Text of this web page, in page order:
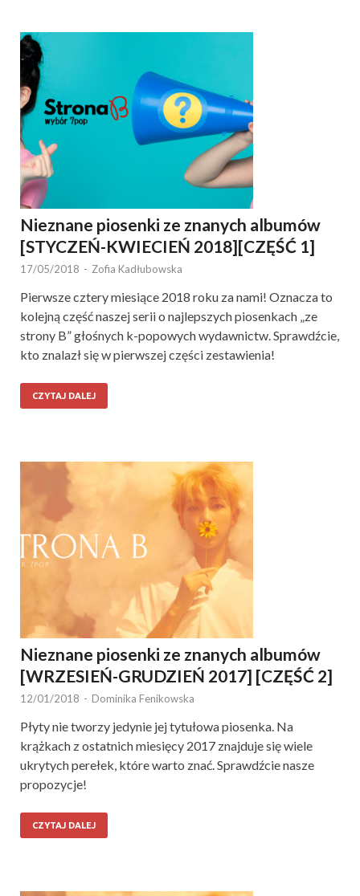
Nieznane piosenki ze znanych albumów
[STYCZEŃ-KWIECIEŃ 2018][CZĘŚĆ 1]
17/05/2018 - Zofia Kadłubowska
Pierwsze cztery miesiące 2018 roku za nami! Oznacza to
kolejną część naszej serii o najlepszych piosenkach „ze
strony B” głośnych k-popowych wydawnictw. Sprawdźcie,
kto znalazł się w pierwszej części zestawienia!
CZYTAJ DALEJ
Nieznane piosenki ze znanych albumów
[WRZESIEŃ-GRUDZIEŃ 2017] [CZĘŚĆ 2]
12/01/2018 - Dominika Fenikowska
Płyty nie tworzy jedynie jej tytułowa piosenka. Na
krążkach z ostatnich miesięcy 2017 znajduje się wiele
ukrytych perełek, które warto znać. Sprawdźcie nasze
propozycje!
CZYTAJ DALEJ